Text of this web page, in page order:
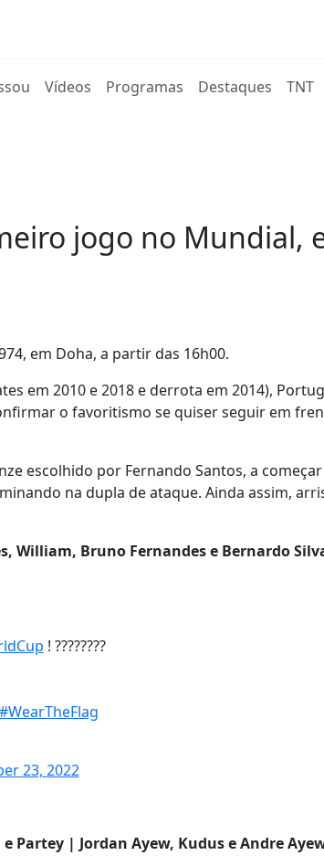
Vídeos Programas Destaques TNT
jogo no Mundial,
em Doha, a partir das 16h00.
em 2010 e 2018 e derrota em 2014),
o favoritismo se quiser seguir em
escolhido por Fernando Santos, a
na dupla de ataque. Ainda assim,
William, Bruno Fernandes e Bernardo
! ????????
#WearTheFlag
23, 2022
Partey | Jordan Ayew, Kudus e Andre